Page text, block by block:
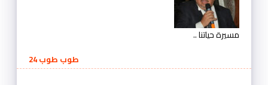
مسيرة حياتنا ..
طوب طوب 24